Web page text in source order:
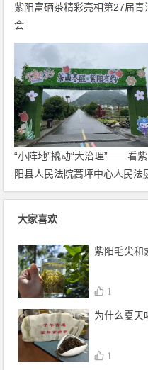
紫阳富硒茶精彩亮相第27届青
会
“小阵地”撬动“大治理”——看紫
阳县人民法院蒿坪中心人民法
如何预防化解涉茶纠纷
大家喜欢
紫阳毛尖和
1
为什么夏天
1